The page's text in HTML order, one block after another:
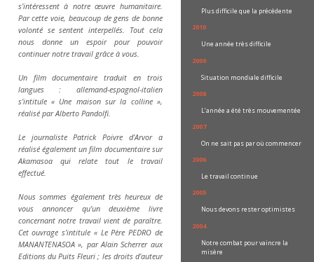
s’intéressent à notre œuvre humanitaire.
Par cette voie, beaucoup de gens de bonne
volonté se sentent interpellés. Tout cela
nous donne un espoir pour pouvoir
continuer notre travail grâce à vous.
Un film documentaire traduit en trois
langues : allemand-espagnol-italien
s’intitule « Une maison sur la colline »,
réalisé par Alberto Pandolfi.
Le journaliste Patrick Poivre d’Arvor a
réalisé également un film documentaire sur
Akamasoa qui relate tout le travail
effectué.
Nous sommes également très heureux de
vous annoncer qu’un deuxième livre
concernant notre travail vient de paraître.
Cet ouvrage s’intitule « Le Père PEDRO de
MANANTENASOA », par Alain Scherrer aux
Editions du Puits Fleuri ; les droits d’auteur
Plus difficile que la précédente
2010
Une année très difficile
2009
Situation mondiale difficile
2008
L’année a été très mouvementée
2007
On ne sait pas par où commencer
2006
Le travail continue
2005
Nous devons rester optimistes
2004
Notre combat pour vaincre la
misère